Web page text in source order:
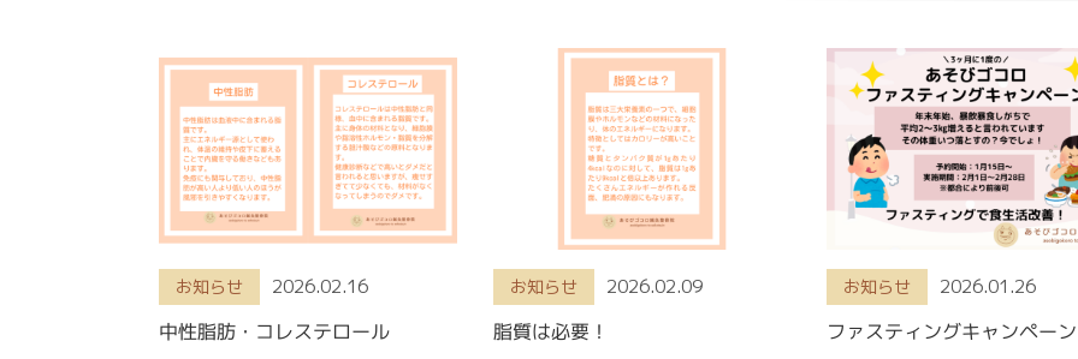
お知らせ 2026.02.16
中性脂肪・コレステロール
お知らせ 2026.02.09
脂質は必要！
お知らせ 2026.01.26
ファスティングキャンペー